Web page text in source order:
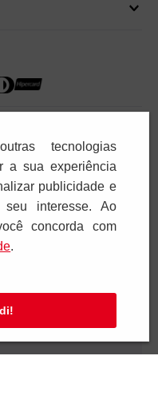
tecnologias
a sua experiência
publicidade e
seu interesse. Ao
concorda com
.